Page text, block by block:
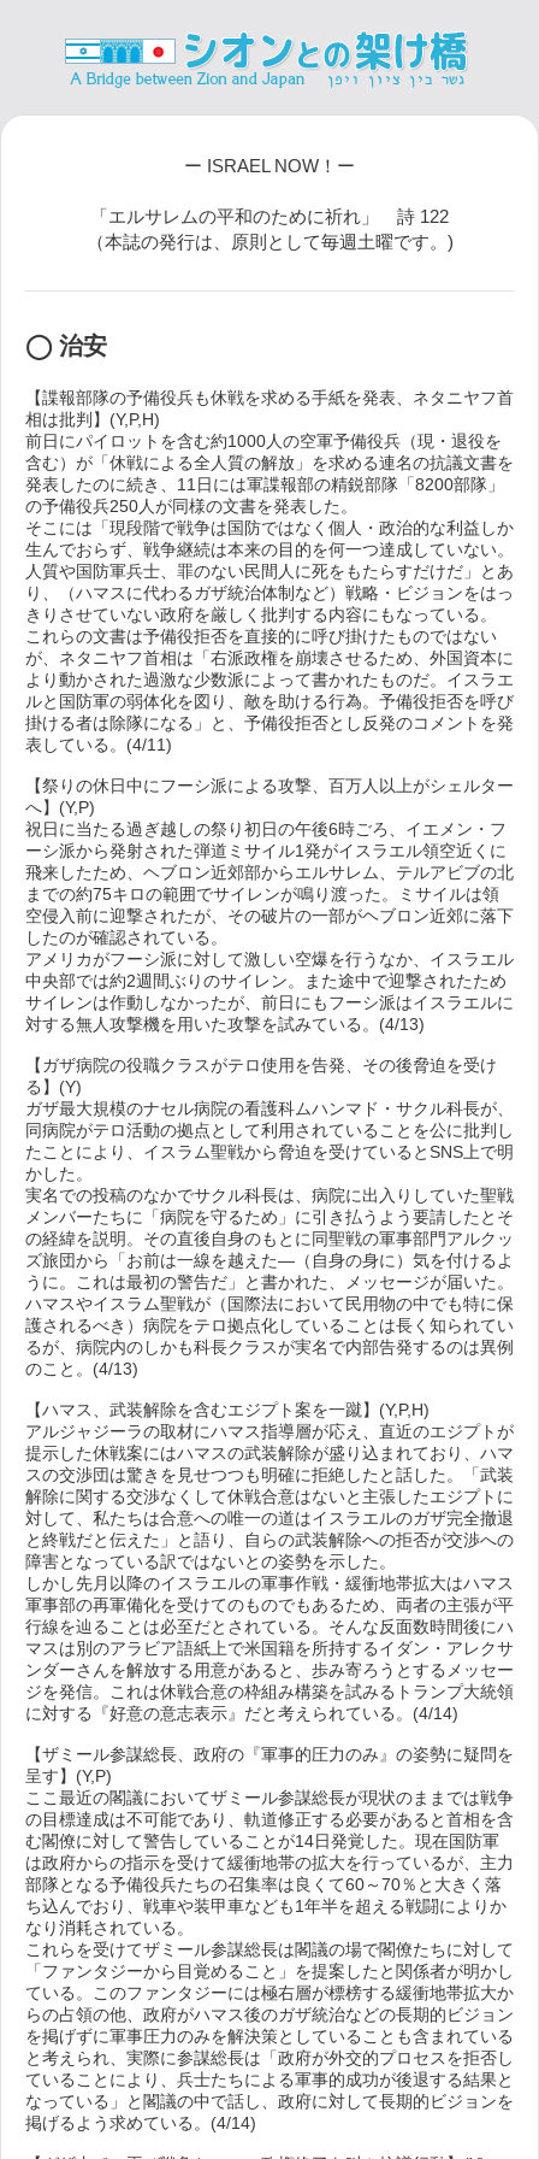
ー ISRAEL NOW！ー
「エルサレムの平和のために祈れ」 詩 122
（本誌の発行は、原則として毎週土曜です。)
◯ 治安
【諜報部隊の予備役兵も休戦を求める手紙を発表、ネタニヤフ首
相は批判】(Y,P,H)
前日にパイロットを含む約1000人の空軍予備役兵（現・退役を
含む）が「休戦による全人質の解放」を求める連名の抗議文書を
発表したのに続き、11日には軍諜報部の精鋭部隊「8200部隊」
の予備役兵250人が同様の文書を発表した。
そこには「現段階で戦争は国防ではなく個人・政治的な利益しか
生んでおらず、戦争継続は本来の目的を何一つ達成していない。
人質や国防軍兵士、罪のない民間人に死をもたらすだけだ」とあ
り、（ハマスに代わるガザ統治体制など）戦略・ビジョンをはっ
きりさせていない政府を厳しく批判する内容にもなっている。
これらの文書は予備役拒否を直接的に呼び掛けたものではない
が、ネタニヤフ首相は「右派政権を崩壊させるため、外国資本に
より動かされた過激な少数派によって書かれたものだ。イスラエ
ルと国防軍の弱体化を図り、敵を助ける行為。予備役拒否を呼び
掛ける者は除隊になる」と、予備役拒否とし反発のコメントを発
表している。(4/11)
【祭りの休日中にフーシ派による攻撃、百万人以上がシェルター
へ】(Y,P)
祝日に当たる過ぎ越しの祭り初日の午後6時ごろ、イエメン・フ
ーシ派から発射された弾道ミサイル1発がイスラエル領空近くに
飛来したため、ヘブロン近郊部からエルサレム、テルアビブの北
までの約75キロの範囲でサイレンが鳴り渡った。ミサイルは領
空侵入前に迎撃されたが、その破片の一部がヘブロン近郊に落下
したのが確認されている。
アメリカがフーシ派に対して激しい空爆を行うなか、イスラエル
中央部では約2週間ぶりのサイレン。また途中で迎撃されたため
サイレンは作動しなかったが、前日にもフーシ派はイスラエルに
対する無人攻撃機を用いた攻撃を試みている。(4/13)
【ガザ病院の役職クラスがテロ使用を告発、その後脅迫を受け
る】(Y)
ガザ最大規模のナセル病院の看護科ムハンマド・サクル科長が、
同病院がテロ活動の拠点として利用されていることを公に批判し
たことにより、イスラム聖戦から脅迫を受けているとSNS上で明
かした。
実名での投稿のなかでサクル科長は、病院に出入りしていた聖戦
メンバーたちに「病院を守るため」に引き払うよう要請したとそ
の経緯を説明。その直後自身のもとに同聖戦の軍事部門アルクッ
ズ旅団から「お前は一線を越えた―（自身の身に）気を付けるよ
うに。これは最初の警告だ」と書かれた、メッセージが届いた。
ハマスやイスラム聖戦が（国際法において民用物の中でも特に保
護されるべき）病院をテロ拠点化していることは長く知られてい
るが、病院内のしかも科長クラスが実名で内部告発するのは異例
のこと。(4/13)
【ハマス、武装解除を含むエジプト案を一蹴】(Y,P,H)
アルジャジーラの取材にハマス指導層が応え、直近のエジプトが
提示した休戦案にはハマスの武装解除が盛り込まれており、ハマ
スの交渉団は驚きを見せつつも明確に拒絶したと話した。「武装
解除に関する交渉なくして休戦合意はないと主張したエジプトに
対して、私たちは合意への唯一の道はイスラエルのガザ完全撤退
と終戦だと伝えた」と語り、自らの武装解除への拒否が交渉への
障害となっている訳ではないとの姿勢を示した。
しかし先月以降のイスラエルの軍事作戦・緩衝地帯拡大はハマス
軍事部の再軍備化を受けてのものでもあるため、両者の主張が平
行線を辿ることは必至だとされている。そんな反面数時間後にハ
マスは別のアラビア語紙上で米国籍を所持するイダン・アレクサ
ンダーさんを解放する用意があると、歩み寄ろうとするメッセー
ジを発信。これは休戦合意の枠組み構築を試みるトランプ大統領
に対する『好意の意志表示』だと考えられている。(4/14)
【ザミール参謀総長、政府の『軍事的圧力のみ』の姿勢に疑問を
呈す】(Y,P)
ここ最近の閣議においてザミール参謀総長が現状のままでは戦争
の目標達成は不可能であり、軌道修正する必要があると首相を含
む閣僚に対して警告していることが14日発覚した。現在国防軍
は政府からの指示を受けて緩衝地帯の拡大を行っているが、主力
部隊となる予備役兵たちの召集率は良くて60～70％と大きく落
ち込んでおり、戦車や装甲車なども1年半を超える戦闘によりか
なり消耗されている。
これらを受けてザミール参謀総長は閣議の場で閣僚たちに対して
「ファンタジーから目覚めること」を提案したと関係者が明かし
ている。このファンタジーには極右層が標榜する緩衝地帯拡大か
らの占領の他、政府がハマス後のガザ統治などの長期的ビジョン
を掲げずに軍事圧力のみを解決策としていることも含まれている
と考えられ、実際に参謀総長は「政府が外交的プロセスを拒否し
ていることにより、兵士たちによる軍事的成功が後退する結果と
なっている」と閣議の中で話し、政府に対して長期的ビジョンを
掲げるよう求めている。(4/14)